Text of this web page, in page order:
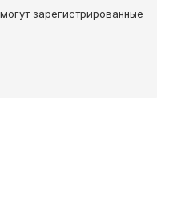
зарегистрированные